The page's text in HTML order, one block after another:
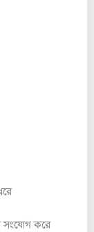
সংযোগ করে